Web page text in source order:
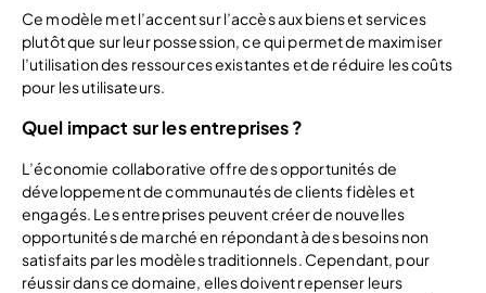
Ce modèle met l’accent sur l’accès aux biens et services
plutôt que sur leur possession, ce qui permet de maximiser
l’utilisation des ressources existantes et de réduire les coûts
pour les utilisateurs.
Quel impact sur les entreprises ?
L’économie collaborative offre des opportunités de
développement de communautés de clients fidèles et
engagés. Les entreprises peuvent créer de nouvelles
opportunités de marché en répondant à des besoins non
satisfaits par les modèles traditionnels. Cependant, pour
réussir dans ce domaine, elles doivent repenser leurs